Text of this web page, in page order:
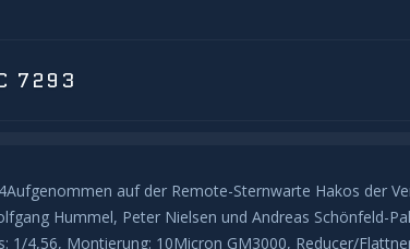
7293
auf der Remote-Sternwarte Hakos der
Hummel, Peter Nielsen und Andreas Schönfeld-
4,56, Montierung: 10Micron GM3000, Reducer/